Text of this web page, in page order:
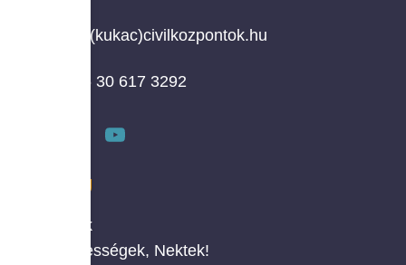
info(kukac)civilkozpontok.hu
+36 30 617 3292
MENÜ
Rólunk
Érdekességek, Nektek!